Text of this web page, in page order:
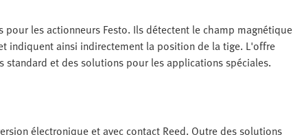
les actionneurs Festo. Ils détectent le champ magnétique
indiquent ainsi indirectement la position de la tige. L'offre
et des solutions pour les applications spéciales.
électronique et avec contact Reed. Outre des solutions